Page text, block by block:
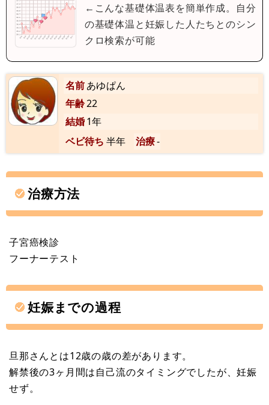
←こんな基礎体温表を簡単作成。自分
の基礎体温と妊娠した人たちとのシン
クロ検索が可能
名前あゆぱん
年齢22
結婚1年
ベビ待ち 半年 治療-
治療方法
子宮癌検診
フーナーテスト
妊娠までの過程
旦那さんとは12歳の歳の差があります。
解禁後の3ヶ月間は自己流のタイミングでしたが、妊娠
せず。